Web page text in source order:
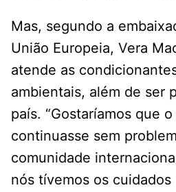
Mas, segundo a
União Europeia, Vera
atende as
ambientais, além de ser
país. “Gostaríamos que
continuasse sem
comunidade
nós tívemos os cuidados